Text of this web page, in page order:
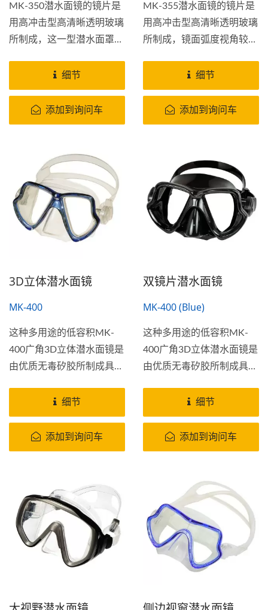
MK-350潜水面镜的镜片是
用高冲击型高清晰透明玻璃
所制成，这一型潜水面罩有
面罩玻璃是由低铁含量所生
产故有较高的透光率，并减
少固有的绿色色调，这使得
潜水面罩较无失真，有助于
水下条件，再加上无框矽胶
蛙镜容易调整的蛙镜带，
MK-350...
细节
添加到询问车
MK-355潜水面镜的镜片是
用高冲击型高清晰透明玻璃
所制成，镜面弧度视角较
人的外观和光学质量，面罩
玻璃是由低铁含量所生产故
有较高的透光率，并减少固
有的绿色色调，这使得潜水
细节
添加到询问车
3D立体潜水面镜
MK-400
这种多用途的低容积MK-
400广角3D立体潜水面镜是
由优质无毒矽胶所制成具有
用性。这潜水面用耐冲击聚
碳酸酯塑料框架，矽胶裙
边;高冲击强化镜片并且容
易调节面镜带(也可选用透
细节
添加到询问车
双镜片潜水面镜
MK-400 (Blue)
这种多用途的低容积MK-
400广角3D立体潜水面镜是
由优质无毒矽胶所制成具有
用性。这潜水面用耐冲击聚
碳酸酯塑料框架，矽胶裙
边;高冲击强化镜片并且容
易调节面镜带(也可选用透
细节
添加到询问车